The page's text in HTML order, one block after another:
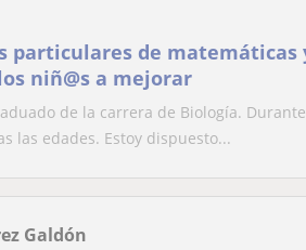
particulares de matemáticas
niñ@s a mejorar
de la carrera de Biología.
las edades. Estoy dispuesto...
Galdón